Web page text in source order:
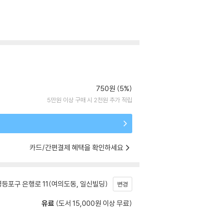
750원 (5%)
5만원 이상 구매 시 2천원 추가 적립
카드/간편결제 혜택을 확인하세요
포구 은행로 11(여의도동, 일신빌딩) 변경
유료 (도서 15,000원 이상 무료)